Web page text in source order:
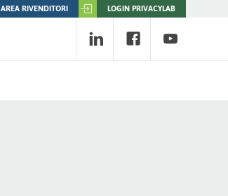
AREA RIVENDITORI LOGIN PRIVACYLAB